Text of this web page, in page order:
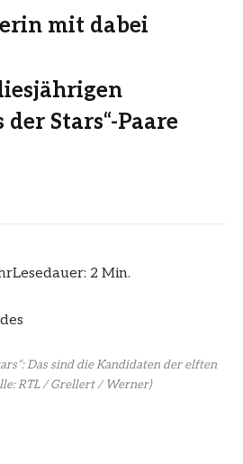
mit dabei
der Stars“-Paare
Lesedauer: 2 Min.
Das sind die Kandidaten der elften
RTL / Grellert / Werner)